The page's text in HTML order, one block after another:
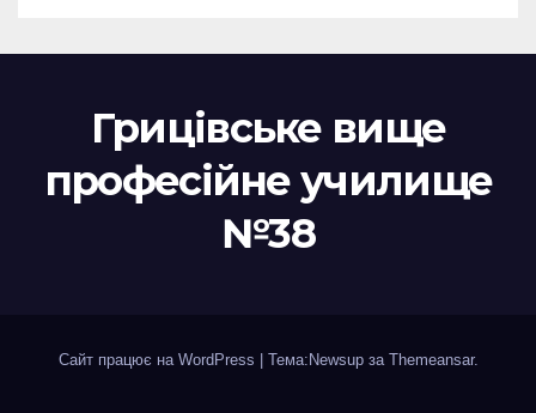
Грицівське вище
професійне училище
№38
Сайт працює на WordPress Тема:Newsup за Themeansar.